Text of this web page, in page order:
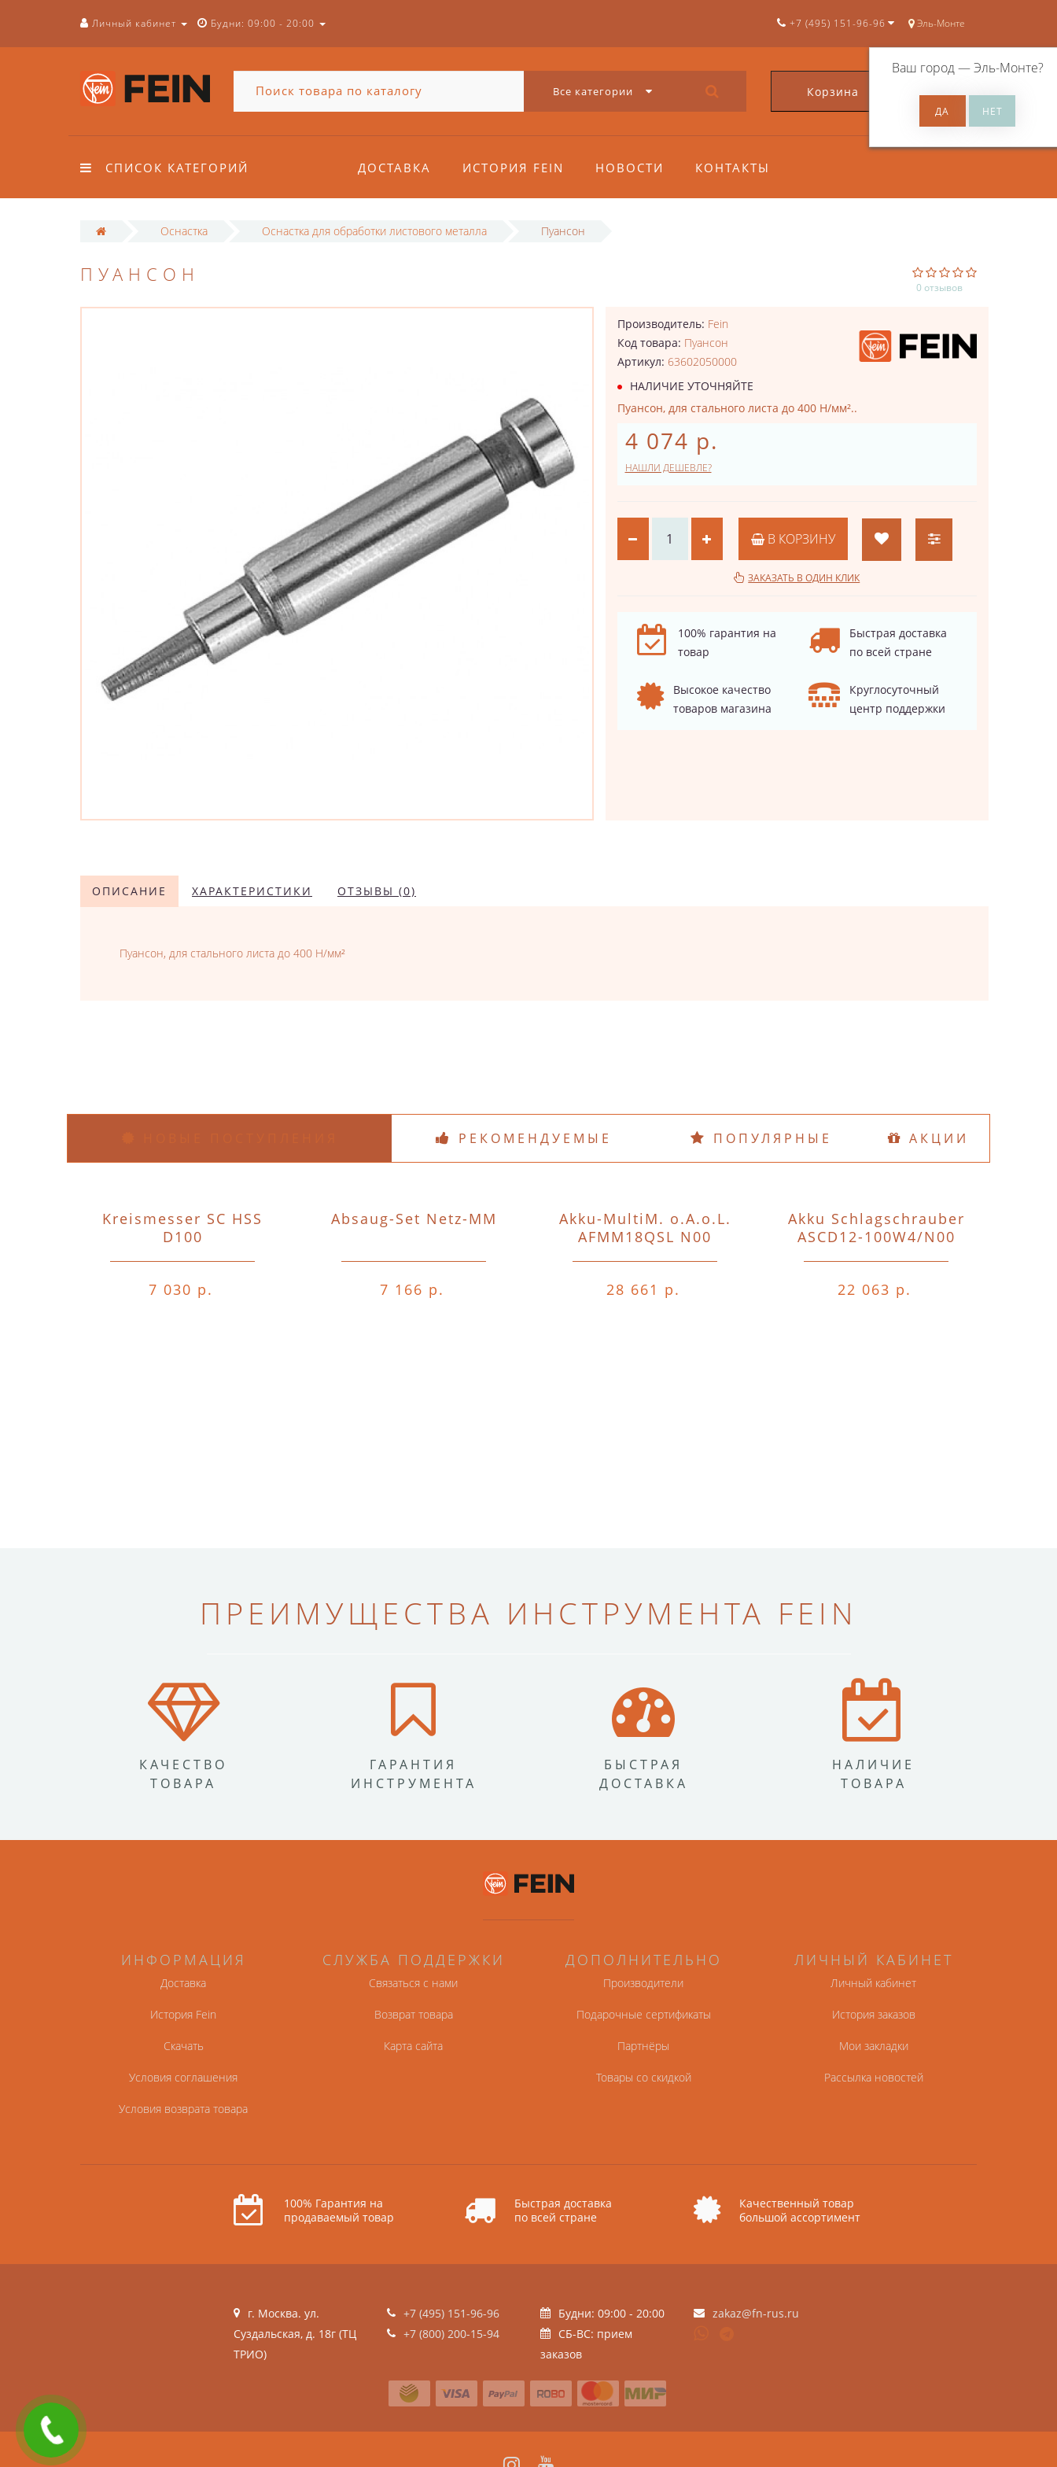
Личный кабинет Будни: 09:00 - 20:00 Эль-Монте
Ваш город —Эль-Монте?
+7 (495) 151-96-96
Все категории Корзина 0
СПИСОК КАТЕГОРИЙ ДОСТАВКА ИСТОРИЯ FEIN НОВОСТИ КОНТАКТЫ
Оснастка Оснастка для обработки листового металла Пуансон
ПУАНСОН
0 отзывов
Производитель: Fein
Код товара: Пуансон
Артикул: 63602050000
НАЛИЧИЕ УТОЧНЯЙТЕ
Пуансон, для стального листа до 400 Н/мм²..
4 074 р.
НАШЛИ ДЕШЕВЛЕ?
В КОРЗИНУ
ЗАКАЗАТЬ В ОДИН КЛИК
100% гарантия на
товар
Быстрая доставка
по всей стране
Высокое качество
товаров магазина
Круглосуточный
центр поддержки
ОПИСАНИЕ ХАРАКТЕРИСТИКИ ОТЗЫВЫ (0)
Пуансон, для стального листа до 400 Н/мм²
РЕКОМЕНДУЕМЫЕ ПОПУЛЯРНЫЕ АКЦИИ
Kreismesser SC HSS
D100
7 030 р.
Absaug-Set Netz-MM
7 166 р.
Akku-MultiM. o.A.o.L.
AFMM18QSL N00
28 661 р.
Akku Schlagschrauber
ASCD12-100W4/N00
22 063 р.
ПРЕИМУЩЕСТВА ИНСТРУМЕНТА FEIN
КАЧЕСТВО
ТОВАРА
ГАРАНТИЯ
ИНСТРУМЕНТА
БЫСТРАЯ
ДОСТАВКА
НАЛИЧИЕ
ТОВАРА
ИНФОРМАЦИЯ
Доставка
История Fein
Скачать
Условия соглашения
Условия возврата товара
СЛУЖБА ПОДДЕРЖКИ
Связаться с нами
Возврат товара
Карта сайта
ДОПОЛНИТЕЛЬНО
Производители
Подарочные сертификаты
Партнёры
Товары со скидкой
ЛИЧНЫЙ КАБИНЕТ
Личный кабинет
История заказов
Мои закладки
Рассылка новостей
100% Гарантия на
продаваемый товар
Быстрая доставка
по всей стране
Качественный товар
большой ассортимент
г. Москва. ул.
Суздальская, д. 18г (ТЦ
ТРИО)
+7 (495) 151-96-96
+7 (800) 200-15-94
Будни: 09:00 - 20:00
СБ-ВС: прием
заказов
zakaz@fn-rus.ru